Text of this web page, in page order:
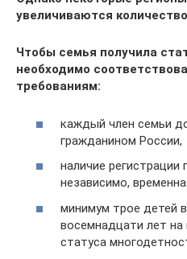
увеличиваются
Чтобы семья получила
необходимо
требованиям:
каждый член семьи
гражданином России,
наличие регистрации
независимо,
минимум трое детей
восемнадцати лет
статуса